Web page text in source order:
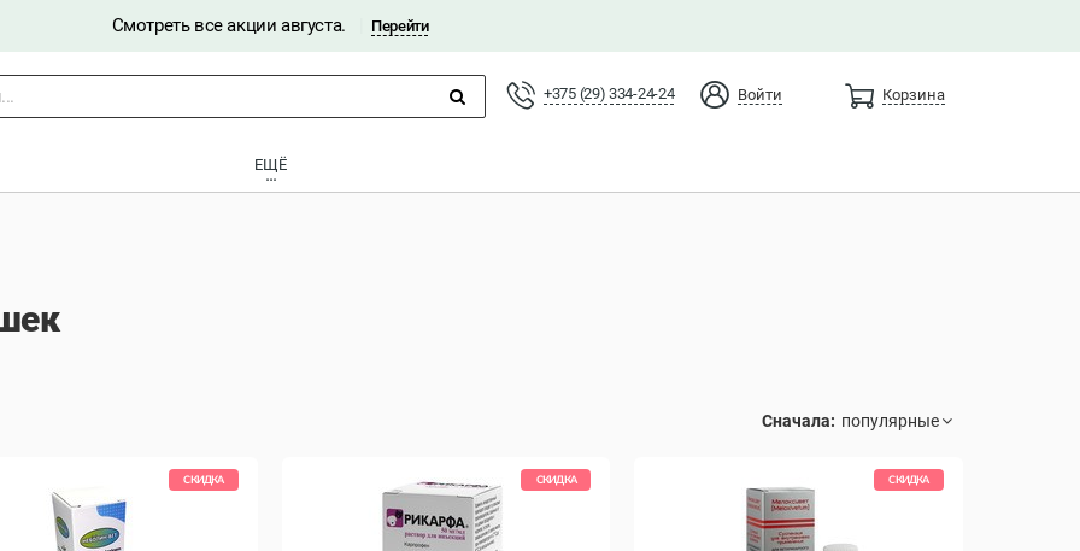
Смотреть все акции августа. Перейти
+375 (29) 334-24-24 Войти Корзина
ЕЩЁ
Сначала:
СКИДКА СКИДКА СКИДКА